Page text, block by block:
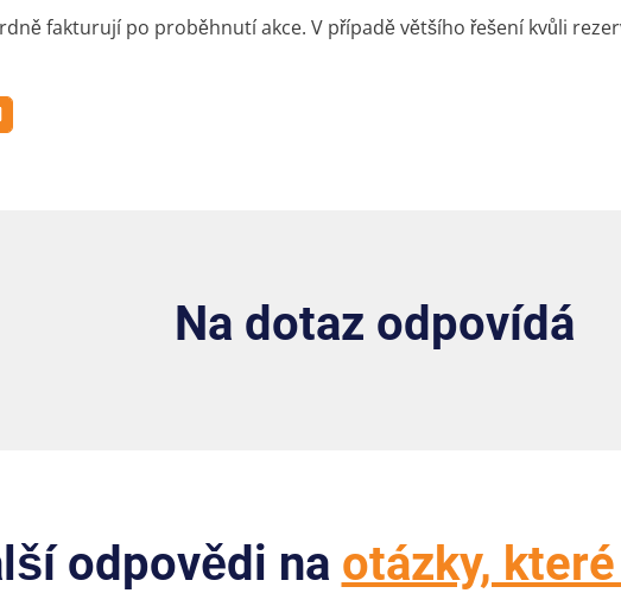
fakturují po proběhnutí akce. V případě většího řešení kvůli
Na dotaz odpovídá
odpovědi na otázky,